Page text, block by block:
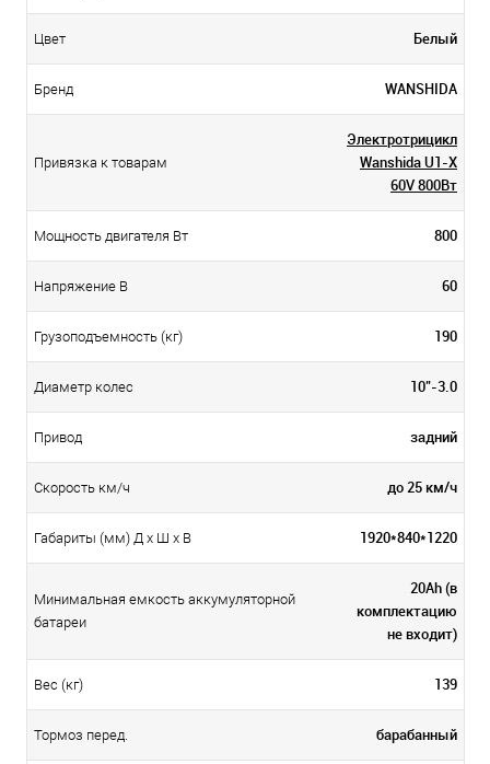
Цвет Белый
Бренд WANSHIDA
Привязка к товарам
Электротрицикл
Wanshida U1-X
60V 800Вт
Мощность двигателя Вт 800
Напряжение В 60
Грузоподъемность (кг) 190
Диаметр колес 10"-3.0
Привод задний
Скорость км/ч до 25 км/ч
Габариты (мм) Д x Ш x В 1920*840*1220
Минимальная емкость аккумуляторной
батареи
20Ah (в
комплектацию
не входит)
Вес (кг) 139
Тормоз перед. барабанный